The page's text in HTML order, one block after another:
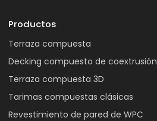
Productos
Terraza compuesta
Decking compuesto de coextrusión
Terraza compuesta 3D
Tarimas compuestas clásicas
Revestimiento de pared de WPC